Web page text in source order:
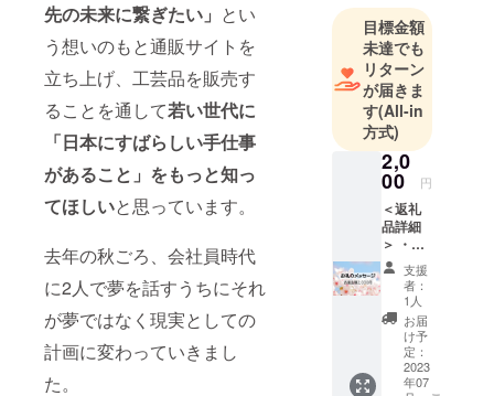
先の未来に繋ぎたい」 とい
う想いのもと通販サイトを
立ち上げ、工芸品を販売す
ることを通して若い世代に
「日本にすばらしい手仕事
があること」 をもっと知っ
てほしいと思っています。
去年の秋ごろ、会社員時代
に2人で夢を話すうちにそれ
が夢ではなく現実としての
計画に変わっていきまし
た。
貨や食品な
ど、生活に
溶け込む
"ときめくも
の"をECサイ
トで販売す
るために始
めました。
目標金額
未達でも
リターン
が届きま
す(All-in
方式)
2,0
00 円
＜返礼
品詳細
＞ ・お
礼の
メール
支援
者：
1人
お届
け予
定：
2023
年07